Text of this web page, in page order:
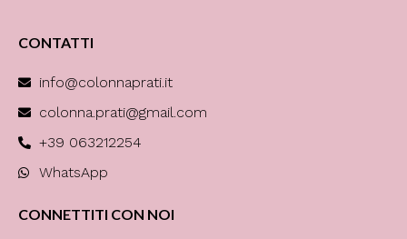
CONTATTI
info@colonnaprati.it
colonna.prati@gmail.com
+39 063212254
WhatsApp
CONNETTITI CON NOI